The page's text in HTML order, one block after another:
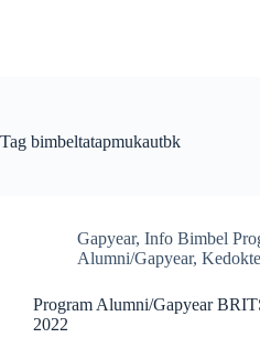
Tag bimbeltatapmukautbk
Gapyear, Info Bimbel
Alumni/Gapyear,
Program Alumni/Gapyear
2022